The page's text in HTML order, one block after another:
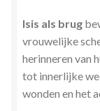
Wie ben ik
Winkel
Isis als brug
vrouwelijke
herinneren van
tot innerlijke
wonden en het